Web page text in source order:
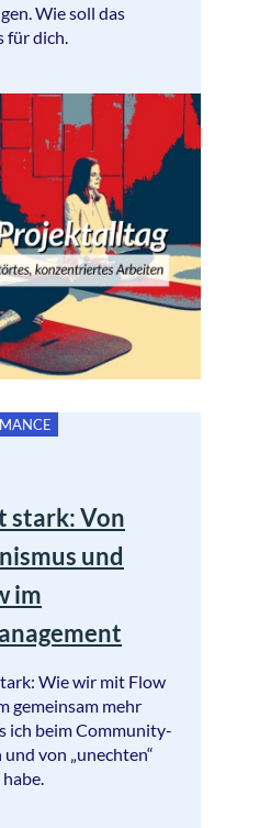
Wie soll das
für dich.
stark: Von
und
im
Wie wir mit Flow
gemeinsam mehr
ich beim Community-
und von „unechten“